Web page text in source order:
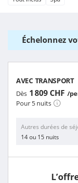
Échelonnez
AVEC TRANSPORT
Dès 1 809 CHF /
Pour 5 nuits
Autres durées de
14 ou 15 nuits